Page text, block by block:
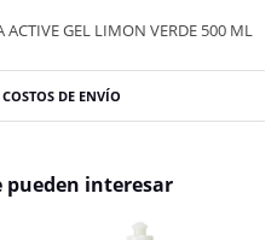
ACTIVE GEL LIMON VERDE 500 ML
DE ENVÍO
pueden interesar